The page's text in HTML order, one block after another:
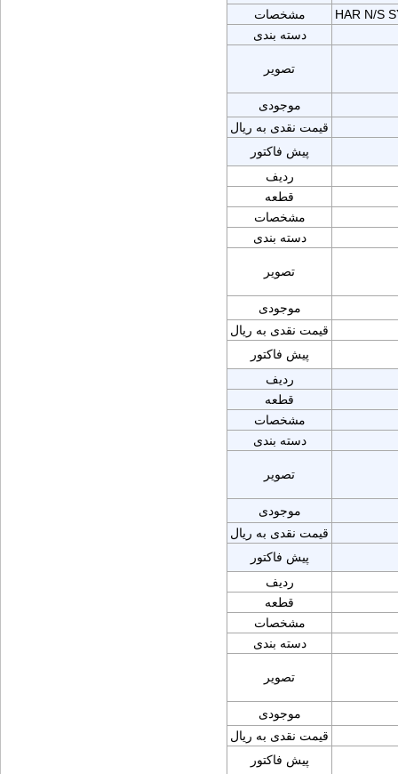
مشخصات
HAR N/S
دسته بندی
تصویر
موجودی
قیمت نقدی به ریال
پیش فاکتور
ردیف
قطعه
مشخصات
دسته بندی
تصویر
موجودی
قیمت نقدی به ریال
پیش فاکتور
ردیف
قطعه
مشخصات
دسته بندی
تصویر
موجودی
قیمت نقدی به ریال
پیش فاکتور
ردیف
قطعه
مشخصات
دسته بندی
تصویر
موجودی
قیمت نقدی به ریال
پیش فاکتور